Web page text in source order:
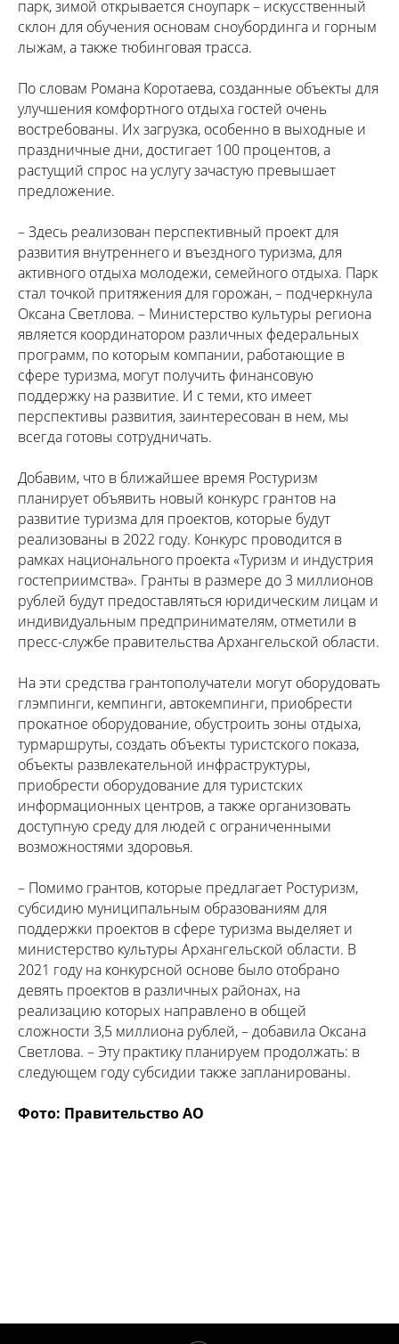
парк, зимой открывается сноупарк – искусственный
склон для обучения основам сноубординга и горным
лыжам, а также тюбинговая трасса.
По словам Романа Коротаева, созданные объекты для
улучшения комфортного отдыха гостей очень
востребованы. Их загрузка, особенно в выходные и
праздничные дни, достигает 100 процентов, а
растущий спрос на услугу зачастую превышает
предложение.
– Здесь реализован перспективный проект для
развития внутреннего и въездного туризма, для
активного отдыха молодежи, семейного отдыха. Парк
стал точкой притяжения для горожан, – подчеркнула
Оксана Светлова. – Министерство культуры региона
является координатором различных федеральных
программ, по которым компании, работающие в
сфере туризма, могут получить финансовую
поддержку на развитие. И с теми, кто имеет
перспективы развития, заинтересован в нем, мы
всегда готовы сотрудничать.
Добавим, что в ближайшее время Ростуризм
планирует объявить новый конкурс грантов на
развитие туризма для проектов, которые будут
реализованы в 2022 году. Конкурс проводится в
рамках национального проекта «Туризм и индустрия
гостеприимства». Гранты в размере до 3 миллионов
рублей будут предоставляться юридическим лицам и
индивидуальным предпринимателям, отметили в
пресс-службе правительства Архангельской области.
На эти средства грантополучатели могут оборудовать
глэмпинги, кемпинги, автокемпинги, приобрести
прокатное оборудование, обустроить зоны отдыха,
турмаршруты, создать объекты туристского показа,
объекты развлекательной инфраструктуры,
приобрести оборудование для туристских
информационных центров, а также организовать
доступную среду для людей с ограниченными
возможностями здоровья.
– Помимо грантов, которые предлагает Ростуризм,
субсидию муниципальным образованиям для
поддержки проектов в сфере туризма выделяет и
министерство культуры Архангельской области. В
2021 году на конкурсной основе было отобрано
девять проектов в различных районах, на
реализацию которых направлено в общей
сложности 3,5 миллиона рублей, – добавила Оксана
Светлова. – Эту практику планируем продолжать: в
следующем году субсидии также запланированы.
Фото: Правительство АО